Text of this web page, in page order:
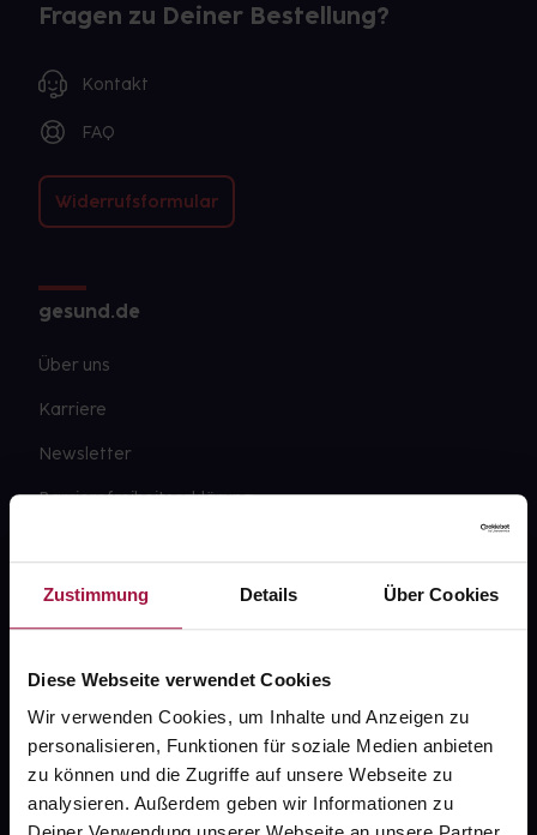
Zustimmung Details Über Cookies
Diese Webseite verwendet Cookies
Wir verwenden Cookies, um Inhalte und Anzeigen zu
personalisieren, Funktionen für soziale Medien anbieten
zu können und die Zugriffe auf unsere Webseite zu
analysieren. Außerdem geben wir Informationen zu
Fragen zu Deiner Bestellung?
Kontakt
FAQ
Widerrufsformular
gesund.de
Über uns
Karriere
Newsletter
Barrierefreiheitserklärung
gesund-versorger.de
Sanitätshäuser
Datenschutz
AGB
Impressum